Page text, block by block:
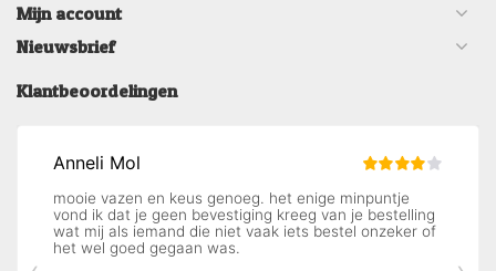
Mijn account
Nieuwsbrief
Klantbeoordelingen